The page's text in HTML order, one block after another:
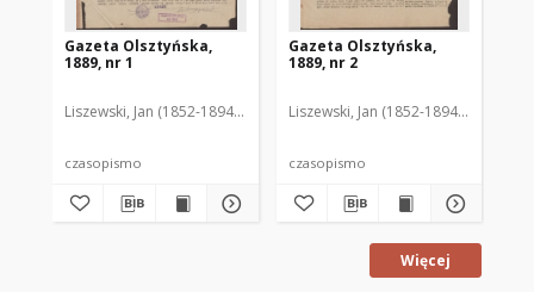
Gazeta Olsztyńska,
1889, nr 1
Liszewski, Jan (1852-1894). Red.
czasopismo
Gazeta Olsztyńska,
1889, nr 2
Liszewski, Jan (1852-1894). Red.
czasopismo
Więcej